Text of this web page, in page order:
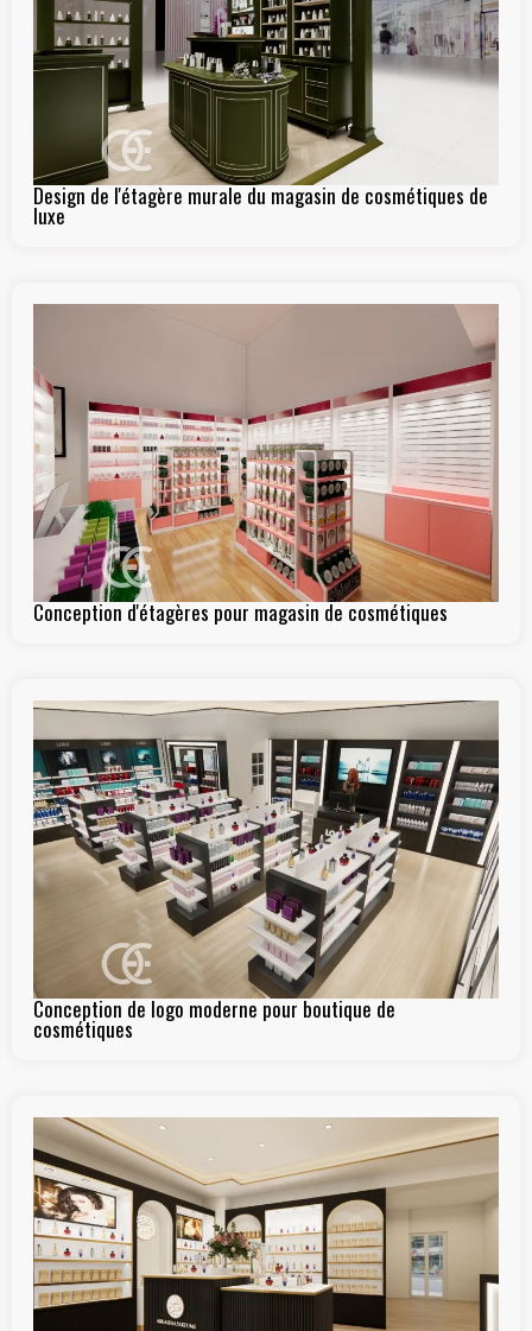
Design de l'étagère murale du magasin de cosmétiques de
luxe
Conception d'étagères pour magasin de cosmétiques
Conception de logo moderne pour boutique de
cosmétiques